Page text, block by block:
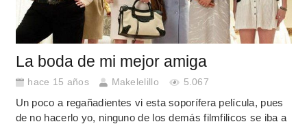
La boda de mi mejor amiga
hace 15 años Makelelillo 5.067
Un poco a regañadientes vi esta soporífera película, pues
de no hacerlo yo, ninguno de los demás filmfilicos se iba a